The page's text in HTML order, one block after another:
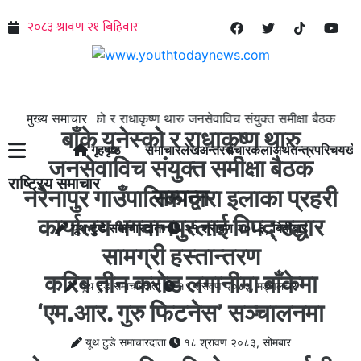
मुख्य समाचार
बाँके युनेस्को र राधाकृष्ण थारु जनसेवाविच संयुक्त समीक्षा बैठक सम्पन्न
गृहपृष्ठ
समाचारलेखअन्तरसंचारकलाअर्थतन्त्रपरिचय
राष्ट्रिय समाचार
बाँके युनेस्को र राधाकृष्ण थारु
जनसेवाविच संयुक्त समीक्षा बैठक
सम्पन्न
यूथ टुडे समाचारदाता २१ श्रावण २०८३, बिहीबार
नरैनापुर गाउँपालिकाद्वारा इलाका प्रहरी
कार्यालय भगवानपुरलाई विपद् उद्धार
सामग्री हस्तान्तरण
यूथ टुडे समाचारदाता १९ श्रावण २०८३, मङ्गलबार
करिब तीन करोड लगानीमा बाँकेमा
‘एम.आर. गुरु फिटनेस’ सञ्चालनमा
यूथ टुडे समाचारदाता १८ श्रावण २०८३, सोमबार